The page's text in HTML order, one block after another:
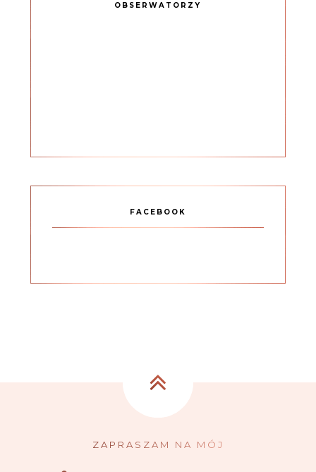
OBSERWATORZY
FACEBOOK